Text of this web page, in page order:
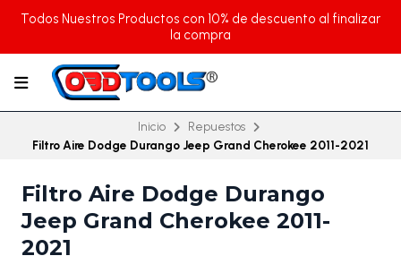
Todos Nuestros Productos con 10% de descuento al finalizar
la compra
Inicio
Repuestos
Filtro Aire Dodge Durango Jeep Grand Cherokee 2011-2021
Filtro Aire Dodge Durango
Jeep Grand Cherokee 2011-
2021